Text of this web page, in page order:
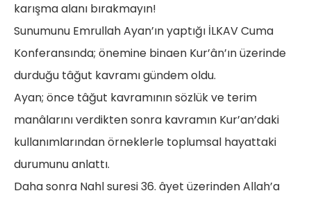
karışma alanı bırakmayın!
Sunumunu Emrullah Ayan’ın yaptığı İLKAV Cuma
Konferansında; önemine binaen Kur’ân’ın üzerinde
durduğu tâğut kavramı gündem oldu.
Ayan; önce tâğut kavramının sözlük ve terim
manâlarını verdikten sonra kavramın Kur’an’daki
kullanımlarından örneklerle toplumsal hayattaki
durumunu anlattı.
Daha sonra Nahl suresi 36. âyet üzerinden Allah’a